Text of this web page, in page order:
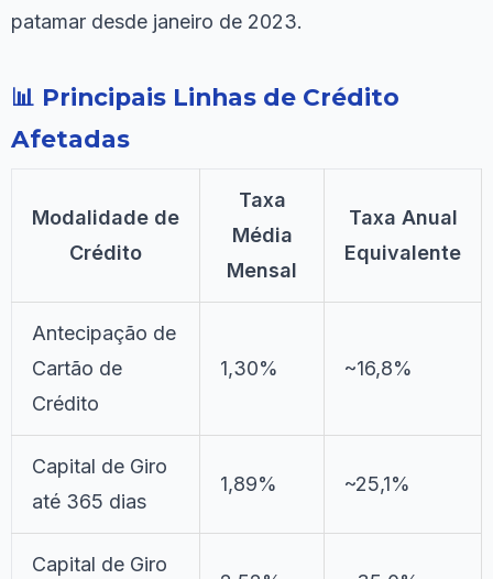
patamar desde janeiro de 2023.
📊 Principais Linhas de Crédito
Afetadas
Modalidade de
Crédito
Taxa
Média
Mensal
Taxa Anual
Equivalente
Antecipação de
Cartão de
Crédito
1,30% ~16,8%
Capital de Giro
até 365 dias
1,89% ~25,1%
Capital de Giro